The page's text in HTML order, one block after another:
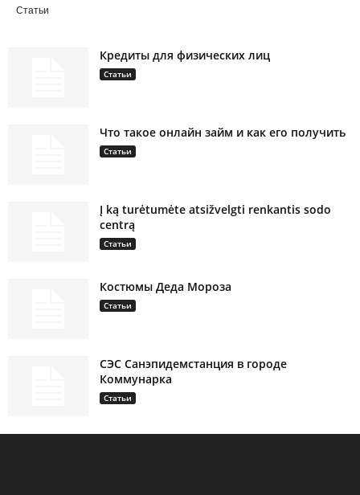
Статьи
Кредиты для физических лиц
Статьи
Что такое онлайн займ и как его получить
Статьи
Į ką turėtumėte atsižvelgti renkantis sodo
centrą
Статьи
Костюмы Деда Мороза
Статьи
СЭС Санэпидемстанция в городе
Коммунарка
Статьи